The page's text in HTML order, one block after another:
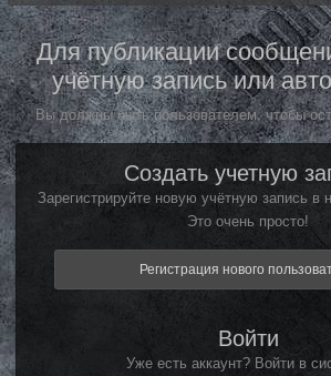
Для публикации
учётную запись или
Вы должны быть пользователем, чтобы
Создать учетную
Зарегистрируйте новую учётную запись в
Это очень просто!
Регистрация нового
Войти
Уже есть аккаунт? Войти в